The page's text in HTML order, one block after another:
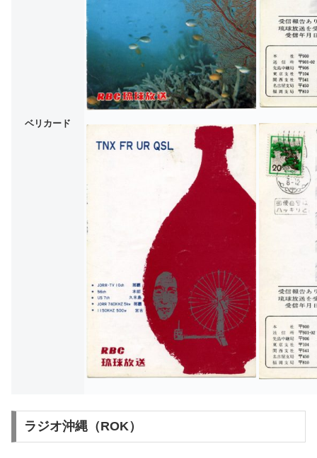
ベリカード
ラジオ沖縄（ROK）